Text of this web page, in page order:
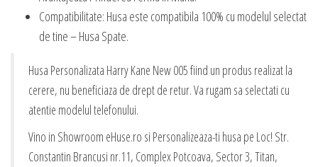
Compatibilitate: Husa este compatibila 100% cu modelul selectat
de tine – Husa Spate.
Husa Personalizata Harry Kane New 005 fiind un produs realizat la
cerere, nu beneficiaza de drept de retur. Va rugam sa selectati cu
atentie modelul telefonului.
Vino in Showroom eHuse.ro si Personalizeaza-ti husa pe Loc! Str.
Constantin Brancusi nr.11, Complex Potcoava, Sector 3, Titan,